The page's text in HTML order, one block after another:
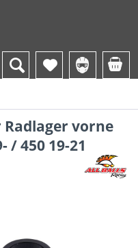
Radlager vorne
/ 450 19-21